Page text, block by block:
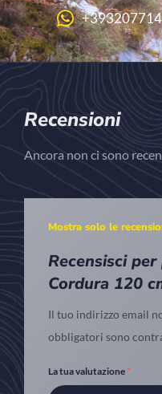
Recensioni
Ancora non ci sono
Mostra solo le
Recensisci
Cordura 120
Il tuo indirizzo email
obbligatori sono
La tua valutazione *